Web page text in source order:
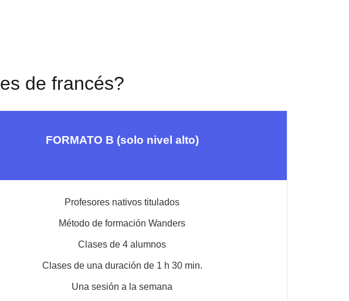
de francés?
FORMATO B (solo nivel alto)
Profesores nativos titulados
Método de formación Wanders
Clases de 4 alumnos
Clases de una duración de 1 h 30 min.
Una sesión a la semana